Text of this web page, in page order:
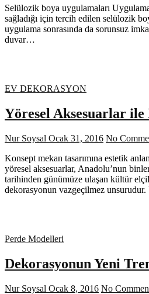
Selülozik boya uygulamaları
sağladığı için tercih edilen selülozik
uygulama sonrasında da sorunsuz
duvar…
EV DEKORASYON
Yöresel Aksesuarlar
Nur Soysal Ocak 31, 2016 No
Konsept mekan tasarımına estetik
yöresel aksesuarlar, Anadolu’nun
tarihinden günümüze ulaşan kültür
dekorasyonun vazgeçilmez
Perde Modelleri
Dekorasyonun Yeni
Nur Soysal Ocak 8, 2016 No